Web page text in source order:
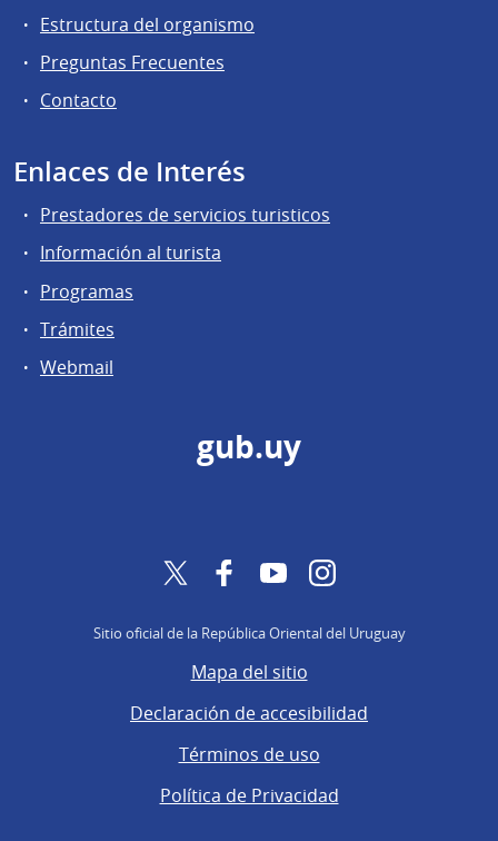
Estructura del organismo
Preguntas Frecuentes
Contacto
Enlaces de Interés
Prestadores de servicios turisticos
Información al turista
Programas
Trámites
Webmail
gub.uy
Twitter FacebookYouTubeInstagram
Sitio oficial de la República Oriental del Uruguay
Mapa del sitio
Declaración de accesibilidad
Términos de uso
Política de Privacidad